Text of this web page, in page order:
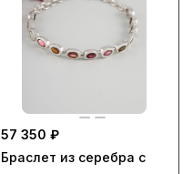
57 350 ₽
Браслет из серебра с